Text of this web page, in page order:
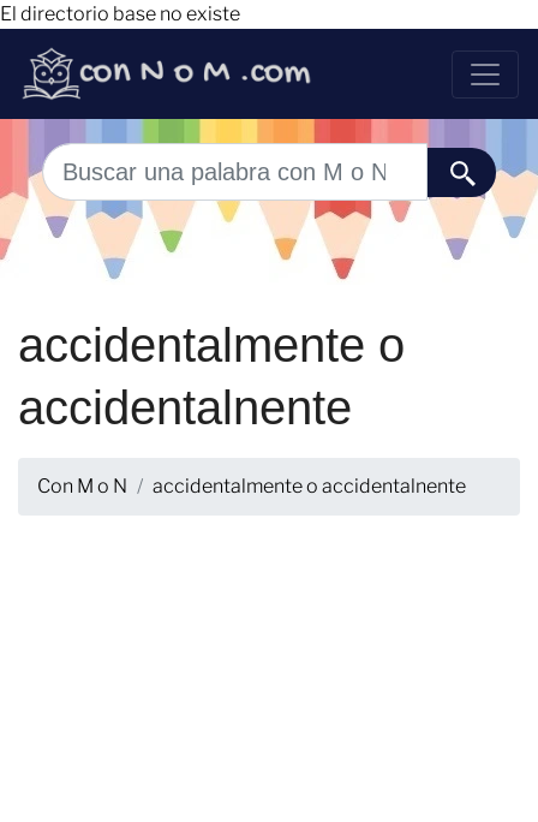
El directorio base no existe
accidentalmente o
accidentalnente
Con M o N accidentalmente o accidentalnente